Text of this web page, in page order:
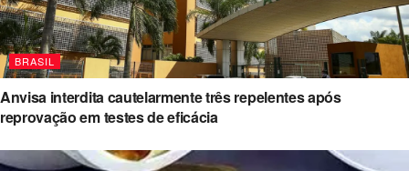
BRASIL
Anvisa interdita cautelarmente três repelentes após
reprovação em testes de eficácia